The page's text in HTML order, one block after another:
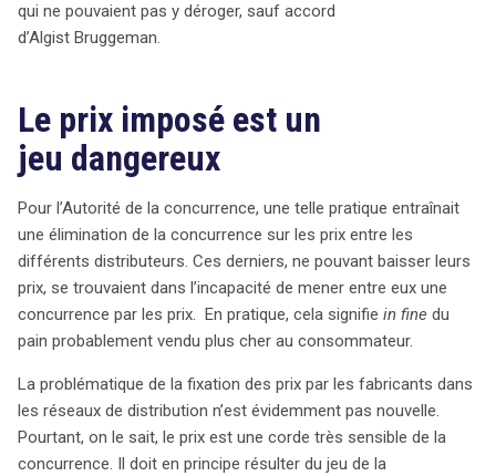
qui ne pouvaient pas y déroger, sauf accord
d’Algist Bruggeman.
Le prix imposé est un
jeu dangereux
Pour l’Autorité de la concurrence, une telle pratique entraînait
une élimination de la concurrence sur les prix entre les
différents distributeurs. Ces derniers, ne pouvant baisser leurs
prix, se trouvaient dans l’incapacité de mener entre eux une
concurrence par les prix. En pratique, cela signifie in fine du
pain probablement vendu plus cher au consommateur.
La problématique de la fixation des prix par les fabricants dans
les réseaux de distribution n’est évidemment pas nouvelle.
Pourtant, on le sait, le prix est une corde très sensible de la
concurrence. Il doit en principe résulter du jeu de la